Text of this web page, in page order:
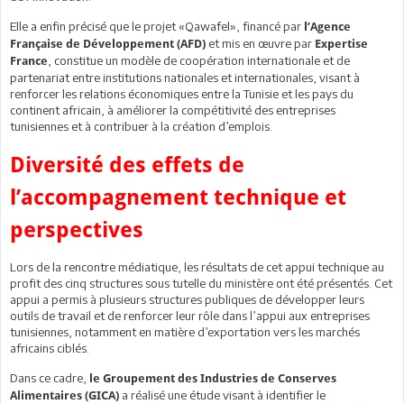
Elle a enfin précisé que le projet «Qawafel», financé par l’Agence
Française de Développement (AFD) et mis en œuvre par Expertise
France, constitue un modèle de coopération internationale et de
partenariat entre institutions nationales et internationales, visant à
renforcer les relations économiques entre la Tunisie et les pays du
continent africain, à améliorer la compétitivité des entreprises
tunisiennes et à contribuer à la création d’emplois.
Diversité des effets de
l’accompagnement technique et
perspectives
Lors de la rencontre médiatique, les résultats de cet appui technique au
profit des cinq structures sous tutelle du ministère ont été présentés. Cet
appui a permis à plusieurs structures publiques de développer leurs
outils de travail et de renforcer leur rôle dans l’appui aux entreprises
tunisiennes, notamment en matière d’exportation vers les marchés
africains ciblés.
Dans ce cadre, le Groupement des Industries de Conserves
Alimentaires (GICA) a réalisé une étude visant à identifier le